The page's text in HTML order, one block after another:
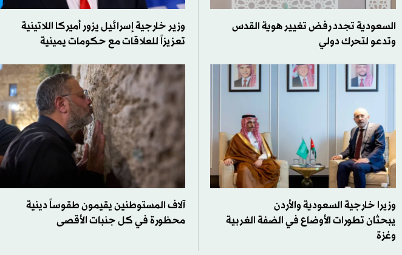
السعودية تجدد رفض تغيير هوية القدس
وتدعو لتحرك دولي
وزير خارجية إسرائيل يزور أميركا اللاتينية
تعزيزاً للعلاقات مع حكومات يمينية
وزيرا خارجية السعودية والأردن
يبحثان تطورات الأوضاع في الضفة الغربية
وغزة
آلاف المستوطنين يقيمون طقوساً دينية
محظورة في كل جنبات الأقصى